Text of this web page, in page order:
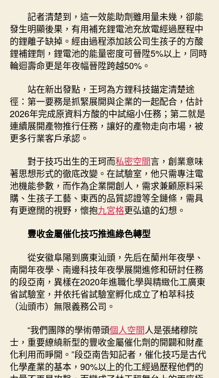
記者清楚到，這一效能助劑雖用量未幾，卻能
發生明顯後果，有用補充鋰電池充放電經過歷程中
的鋰離子缺掉。經由過程添加該公司生孩子的方酸
鋰補鋰劑，鋰電池的能量密度可晉陞5%以上，同時
輪迴壽命更是年夜幅晉陞跨越50%。
站在新出發點，王珂為方鋰科技錨定清楚途
徑：第一要務是抓緊展開與企業的一起配合，估計
2026年完成原資料方酸的中試縮小任務；第二就是
連續展開產物推行任務，讓好的產物走向市場，被
更多行業客戶承認。
對于技巧出生的王珂而私密空間言，創業意味
著思想形式的徹底改變。在試驗室，他只需專注電
池機能參數，而作為企業開創人，需求兼顧原料采
購、生孩子工藝、東西的品質認證等全鏈條，需具
有更遼闊的視野，懷抱九宮格更弘遠的幻想。
豐收金屬催化技巧推進綠色轉型
從安徽阜陽到廣東汕頭，先后在蘭州年夜學、
南開年夜學、南邊科技年夜學展開進修和研討任務
的段亞南，異樣在2020年進職化學與精緻化工廣東
省試驗室，并依托省試驗室孵化成立了柏萃科技
（汕頭市）無限義務公司。
“我們團隊的學術帶頭個人空間人是張緒穆院
士，重要繚繞新型的豐收金屬催化劑的開闢和財產
化利用而睜開。”段亞南告知記者，催化技巧是古代
化學產業的基本，90%以上的化工經過歷程他們的